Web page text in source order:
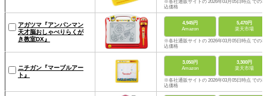
※各社通販サイトの 2026年03月05日時点 での税
込価格
アガツマ『アンパンマン
天才脳おしゃべりらくが
き教室DX』
4,945円
Amazon
5,470円
楽天市場
※各社通販サイトの 2026年03月05日時点 での税
込価格
ニチガン『マーブルアー
ト』
3,050円
Amazon
3,300円
楽天市場
※各社通販サイトの 2026年03月05日時点 での税
込価格